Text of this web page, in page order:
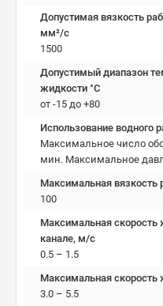
Допустимая вязкость
мм²/c
1500
Допустимый диапазон
жидкости °C
от -15 до +80
Использование водного
Максимальное число
мин. Максимальное
Максимальная
100
Максимальная скорость
канале, м/с
0.5 – 1.5
Максимальная
3.0 – 5.5